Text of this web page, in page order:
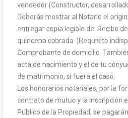
vendedor (Constructor,
Deberás mostrar al Notario el
entregar copia legible de: Recibo
quincena cobrada. (Requisito
Comprobante de domicilio.
acta de nacimiento y el de tu
de matrimonio, si fuera el caso.
Los honorarios notariales, por la
contrato de mutuo y la inscripción
Público de la Propiedad, se